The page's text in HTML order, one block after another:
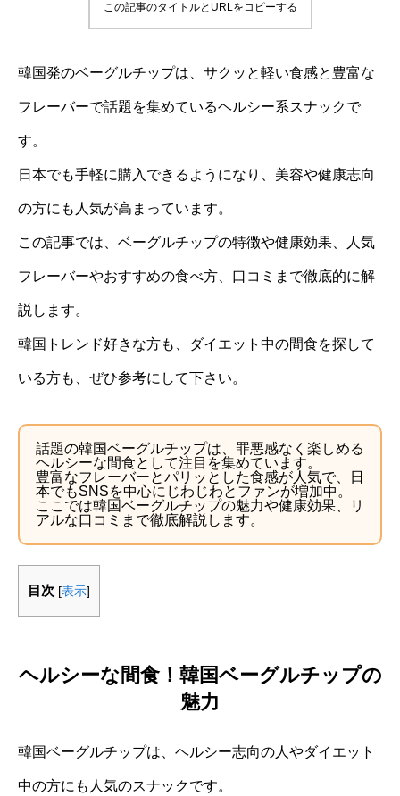
この記事のタイトルとURLをコピーする
韓国発のベーグルチップは、サクッと軽い食感と豊富な
フレーバーで話題を集めているヘルシー系スナックで
す。
日本でも手軽に購入できるようになり、美容や健康志向
の方にも人気が高まっています。
この記事では、ベーグルチップの特徴や健康効果、人気
フレーバーやおすすめの食べ方、口コミまで徹底的に解
説します。
韓国トレンド好きな方も、ダイエット中の間食を探して
いる方も、ぜひ参考にして下さい。
話題の韓国ベーグルチップは、罪悪感なく楽しめる
ヘルシーな間食として注目を集めています。
豊富なフレーバーとパリッとした食感が人気で、日
本でもSNSを中心にじわじわとファンが増加中。
ここでは韓国ベーグルチップの魅力や健康効果、リ
アルな口コミまで徹底解説します。
目次 [表示]
ヘルシーな間食！韓国ベーグルチップの
魅力
韓国ベーグルチップは、ヘルシー志向の人やダイエット
中の方にも人気のスナックです。